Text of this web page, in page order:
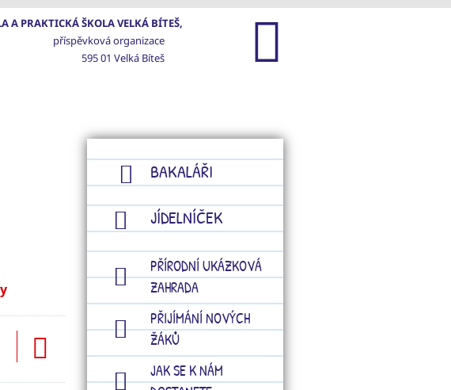
A PRAKTICKÁ ŠKOLA VELKÁ BÍTEŠ,
příspěvková organizace
595 01 Velká Bíteš
BAKALÁŘI
JÍDELNÍČEK
PŘÍRODNÍ UKÁZKOVÁ
ZAHRADA
PŘIJÍMÁNÍ NOVÝCH
ŽÁKŮ
JAK SE K NÁM